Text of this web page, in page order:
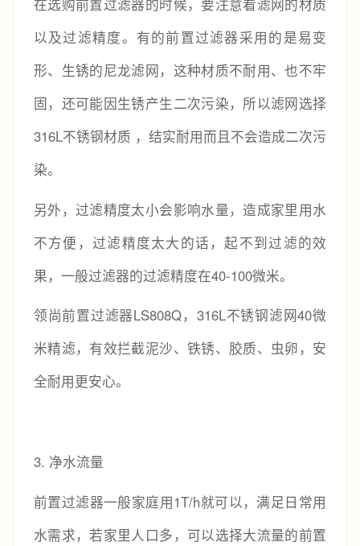
以及过滤精度。有的前置过滤器采用的是易变
形、生锈的尼龙滤网，这种材质不耐用、也不牢
固，还可能因生锈产生二次污染，所以滤网选择
316L不锈钢材质 ，结实耐用而且不会造成二次污
染。
另外，过滤精度太小会影响水量，造成家里用水
不方便，过滤精度太大的话，起不到过滤的效
果，一般过滤器的过滤精度在40-100微米。
领尚前置过滤器LS808Q，316L不锈钢滤网40微
米精滤，有效拦截泥沙、铁锈、胶质、虫卵，安
全耐用更安心。
3. 净水流量
前置过滤器一般家庭用1T/h就可以，满足日常用
水需求，若家里人口多，可以选择大流量的前置